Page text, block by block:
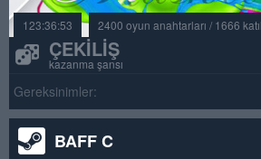
123:36:53 2400 oyun anahtarları / 1666
ÇEKILIŞ
kazanma şansı
Gereksinimler:
BAFF C